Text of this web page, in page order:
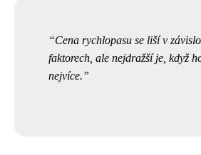
Cena rychlopasu se liší v
faktorech, ale nejdražší je, když
nejvíce.